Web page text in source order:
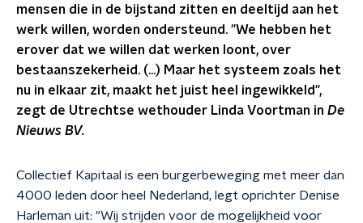
mensen die in de bijstand zitten en deeltijd aan het
werk willen, worden ondersteund. "We hebben het
erover dat we willen dat werken loont, over
bestaanszekerheid. (...) Maar het systeem zoals het
nu in elkaar zit, maakt het juist heel ingewikkeld",
zegt de Utrechtse wethouder Linda Voortman in De
Nieuws BV.
Collectief Kapitaal is een burgerbeweging met meer dan
4000 leden door heel Nederland, legt oprichter Denise
Harleman uit: "Wij strijden voor de mogelijkheid voor